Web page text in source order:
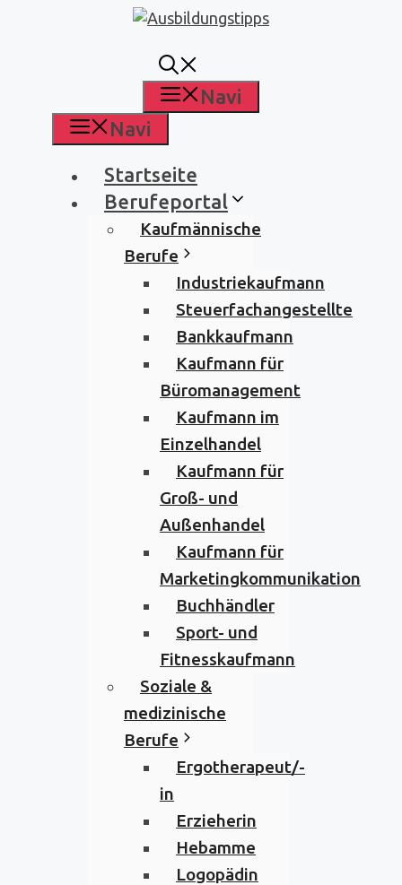
Navi
Navi
Startseite
Berufeportal
Kaufmännische
Berufe
Industriekaufmann
Steuerfachangestellte
Bankkaufmann
Kaufmann für
Büromanagement
Kaufmann im
Einzelhandel
Kaufmann für
Groß- und
Außenhandel
Kaufmann für
Marketingkommunikation
Buchhändler
Sport- und
Fitnesskaufmann
Soziale &
medizinische
Berufe
Ergotherapeut/-
in
Erzieherin
Hebamme
Logopädin